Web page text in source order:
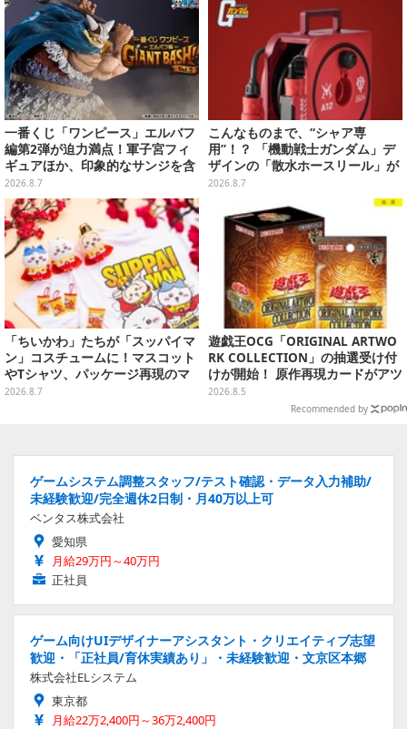
一番くじ「ワンピース」エルバフ
編第2弾が迫力満点！軍子宮フィ
ギュアほか、印象的なサンジを含
む“手配書”ポスターなどにも注目
2026.8.7
こんなものまで、“シャア専
用”！？ 「機動戦士ガンダム」デ
ザインの「散水ホースリール」が
予約開始ーあえて存在感を放つ赤
2026.8.7
「ちいかわ」たちが「スッパイマ
ン」コスチュームに！マスコット
やTシャツ、パッケージ再現のマ
グネットなど全5アイテム
2026.8.7
遊戯王OCG「ORIGINAL ARTWO
RK COLLECTION」の抽選受け付
けが開始！ 原作再現カードがアツ
いスペシャルパック
2026.8.5
Recommended by
ゲームシステム調整スタッフ/テスト確認・データ入力補助/
未経験歓迎/完全週休2日制・月40万以上可
ベンタス株式会社
愛知県
月給29万円～40万円
正社員
ゲーム向けUIデザイナーアシスタント・クリエイティブ志望
歓迎・「正社員/育休実績あり」・未経験歓迎・文京区本郷
株式会社ELシステム
東京都
月給22万2,400円～36万2,400円